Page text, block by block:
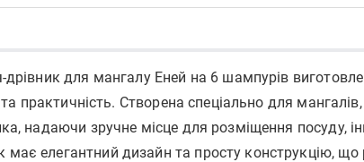
для мангалу Еней на 6 шампурів
практичність. Створена спеціально для
надаючи зручне місце для розміщення посуду,
елегантний дизайн та просту конструкцію, що